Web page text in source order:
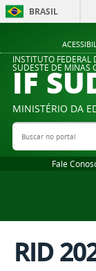
BRASIL
INSTITUTO
SUDESTE DE MINAS
IF
MINISTÉRIO DA
Buscar no portal
Fale
RID